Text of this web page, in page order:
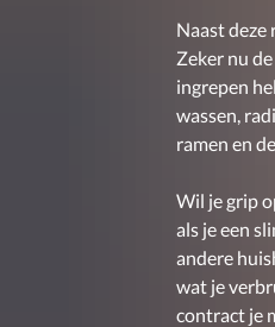
Naast deze
Zeker nu
ingrepen
wassen,
ramen en
Wil je grip
als je een
andere
wat je
contract je